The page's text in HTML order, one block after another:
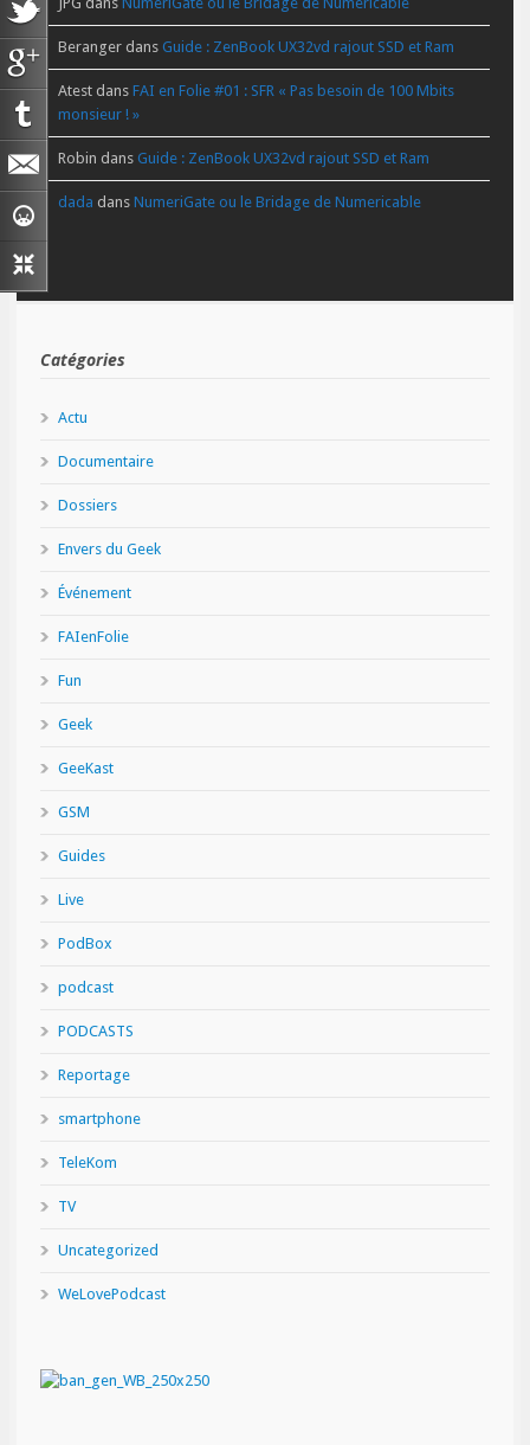
Beranger dans Guide : ZenBook UX32vd rajout SSD et Ram
Atest dans FAI en Folie #01 : SFR « Pas besoin de 100 Mbits
monsieur ! »
Robin dans Guide : ZenBook UX32vd rajout SSD et Ram
dada dans NumeriGate ou le Bridage de Numericable
Catégories
Actu
Documentaire
Dossiers
Envers du Geek
Événement
FAIenFolie
Fun
Geek
GeeKast
GSM
Guides
Live
PodBox
podcast
PODCASTS
Reportage
smartphone
TeleKom
TV
Uncategorized
WeLovePodcast